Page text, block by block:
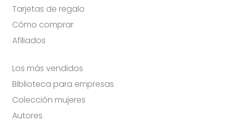
Tarjetas de regalo
Cómo comprar
Afiliados
Los más vendidos
Biblioteca para empresas
Colección mujeres
Autores